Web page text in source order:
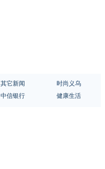
其它新闻
时尚义乌
中信银行 健康生活